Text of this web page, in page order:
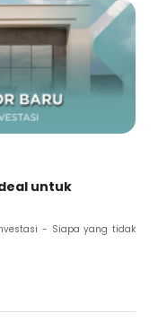
untuk
- Siapa yang tidak